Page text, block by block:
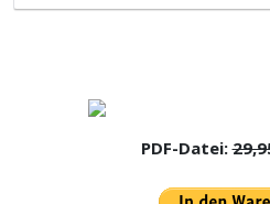
PDF-Datei: